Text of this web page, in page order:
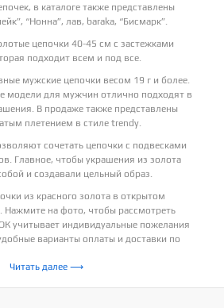
в каталоге также представлены
“Нонна”, лав, baraka, “Бисмарк”.
цепочки 40-45 см с застежками
подходит всем и под все.
мужские цепочки весом 19 г и более.
модели для мужчин отлично подходят в
В продаже также представлены
плетением в стиле trendy.
сочетать цепочки с подвесками
Главное, чтобы украшения из золота
и создавали цельный образ.
из красного золота в открытом
Нажмите на фото, чтобы рассмотреть
учитывает индивидуальные пожелания
варианты оплаты и доставки по
Читать далее ⟶